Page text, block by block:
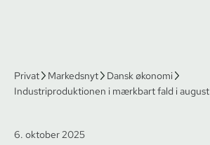
Privat Markedsnyt
Dansk økonomi
Industriproduktionen i mærkbart fald i august
6. oktober 2025